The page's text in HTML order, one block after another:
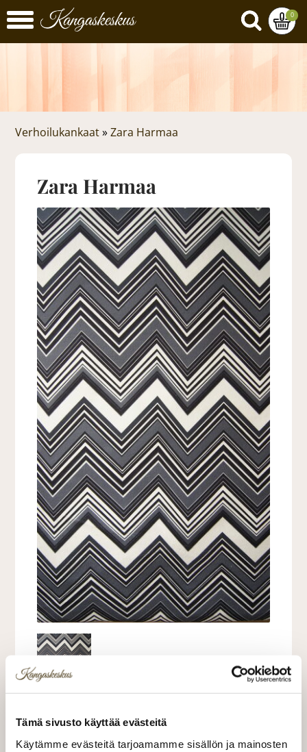
Tämä sivusto käyttää evästeitä
Käytämme evästeitä tarjoamamme sisällön ja mainosten
0
Verhoilukankaat »Zara Harmaa
Zara Harmaa